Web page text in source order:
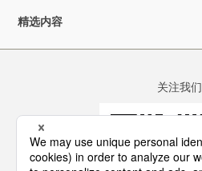
精选内容
关注我们